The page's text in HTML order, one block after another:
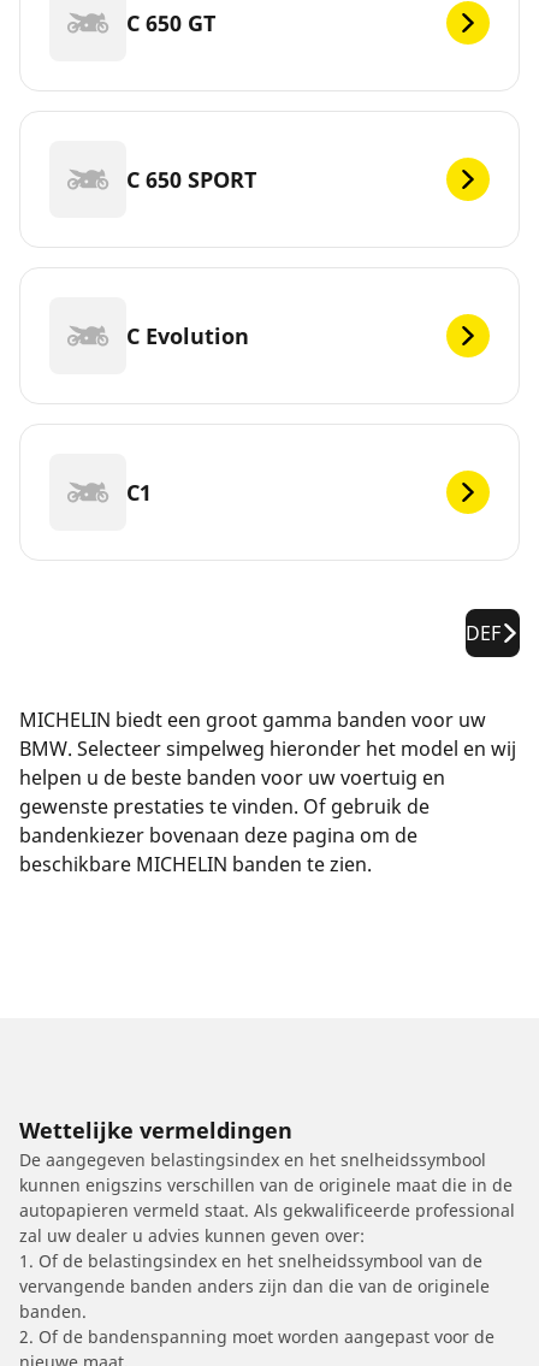
C 650 GT
C 650 SPORT
C Evolution
C1
DEF
MICHELIN biedt een groot gamma banden voor uw
BMW. Selecteer simpelweg hieronder het model en wij
helpen u de beste banden voor uw voertuig en
gewenste prestaties te vinden. Of gebruik de
bandenkiezer bovenaan deze pagina om de
beschikbare MICHELIN banden te zien.
Wettelijke vermeldingen
De aangegeven belastingsindex en het snelheidssymbool
kunnen enigszins verschillen van de originele maat die in de
autopapieren vermeld staat. Als gekwalificeerde professional
zal uw dealer u advies kunnen geven over:
1. Of de belastingsindex en het snelheidssymbool van de
vervangende banden anders zijn dan die van de originele
banden.
2. Of de bandenspanning moet worden aangepast voor de